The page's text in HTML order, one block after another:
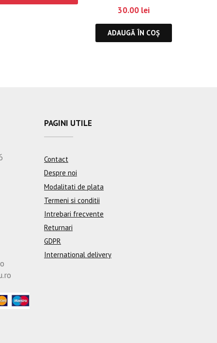
30.00 lei
ADAUGĂ ÎN COȘ
PAGINI UTILE
Contact
Despre noi
Modalitati de plata
Termeni si conditii
Intrebari frecvente
Returnari
GDPR
International delivery